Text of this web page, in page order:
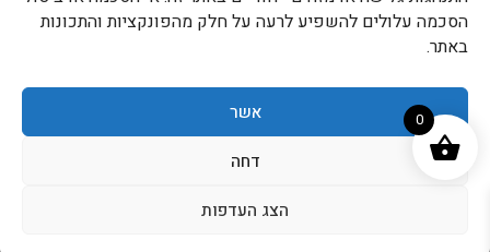
הסכמה עלולים להשפיע לרעה על חלק מהפונקציות והתכונות
באתר.
אשר
דחה
הצג העדפות
המותגים המובילים שלנו
נבנה ע״י לאבה אינטראקטיב
0